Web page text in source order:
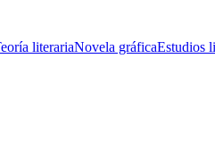
literariaNovela gráficaEstudios